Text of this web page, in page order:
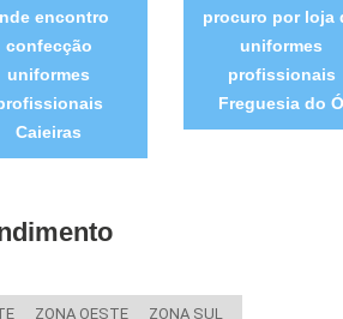
encontro
confecção
uniformes
Caieiras
procuro por loja
uniformes
profissionais
Freguesia do Ó
ZONA OESTE ZONA SUL